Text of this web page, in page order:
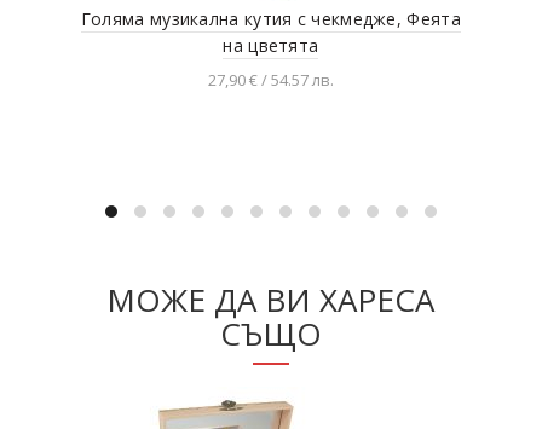
Голяма музикална кутия с чекмедже, Феята
на цветята
27,90 € / 54.57 лв.
МОЖЕ ДА ВИ ХАРЕСА
СЪЩО